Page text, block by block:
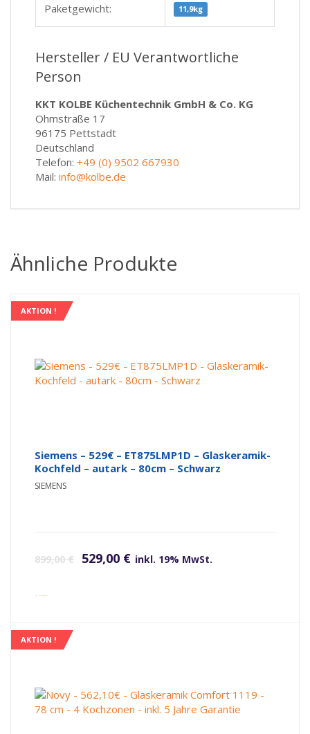
Paketgewicht: 11,9kg
Hersteller / EU Verantwortliche
Person
KKT KOLBE Küchentechnik GmbH & Co. KG
Ohmstraße 17
96175 Pettstadt
Deutschland
Telefon: +49 (0) 9502 667930
Mail: info@kolbe.de
Ähnliche Produkte
AKTION !
Siemens – 529€ – ET875LMP1D – Glaskeramik-
Kochfeld – autark – 80cm – Schwarz
SIEMENS
899,00€ 529,00 € inkl. 19% MwSt.
AKTION !